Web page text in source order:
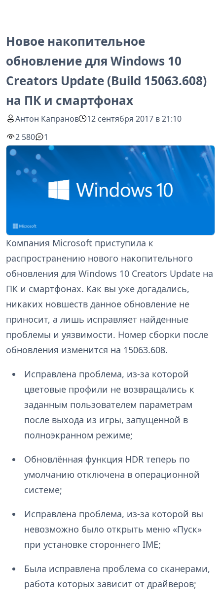
Новое накопительное
обновление для Windows 10
Creators Update (Build 15063.608)
на ПК и смартфонах
Антон Капранов
12 сентября 2017 в 21:10
2 580
1
Компания Microsoft приступила к
распространению нового накопительного
обновления для Windows 10 Creators Update на
ПК и смартфонах. Как вы уже догадались,
никаких новшеств данное обновление не
приносит, а лишь исправляет найденные
проблемы и уязвимости. Номер сборки после
обновления изменится на 15063.608.
Исправлена проблема, из-за которой
цветовые профили не возвращались к
заданным пользователем параметрам
после выхода из игры, запущенной в
полноэкранном режиме;
Обновлённая функция HDR теперь по
умолчанию отключена в операционной
системе;
Исправлена проблема, из-за которой вы
невозможно было открыть меню «Пуск»
при установке стороннего IME;
Была исправлена проблема со сканерами,
работа которых зависит от драйверов;